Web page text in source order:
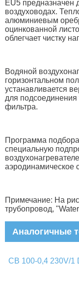
EU5 предназначен
воздуховодах.
алюминиевым
оцинкованной
облегчает чистку
Водяной
горизонтальном
устанавливается
для подсоединения
фильтра.
Программа
специальную
аэродинамическое
Примечание: На
трубопровод,
Аналогичные
CB 100-0,4 230V/1